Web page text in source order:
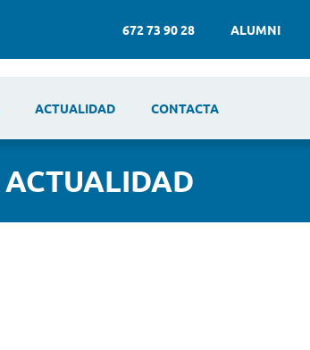
672 73 90 28 ALUMNI
ACTUALIDAD CONTACTA
ACTUALIDAD